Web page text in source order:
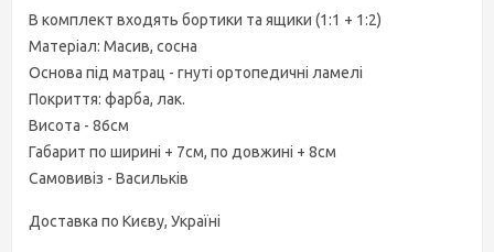
В комплект входять бортики та ящики (1:1 + 1:2)
Матеріал: Масив, сосна
Основа під матрац - гнуті ортопедичні ламелі
Покриття: фарба, лак.
Висота - 86см
Габарит по ширині + 7см, по довжині + 8см
Самовивіз - Васильків
Доставка по Києву, Україні